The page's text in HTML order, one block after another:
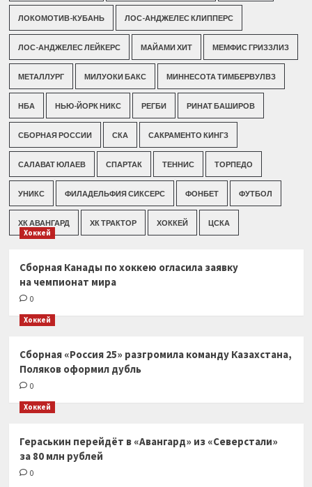
ЛОКОМОТИВ-КУБАНЬ ЛОС-АНДЖЕЛЕС КЛИППЕРС
ЛОС-АНДЖЕЛЕС ЛЕЙКЕРС МАЙАМИ ХИТ МЕМФИС ГРИЗЗЛИЗ
МЕТАЛЛУРГ МИЛУОКИ БАКС МИННЕСОТА ТИМБЕРВУЛВЗ
НБА НЬЮ-ЙОРК НИКС РЕГБИ РИНАТ БАШИРОВ
СБОРНАЯ РОССИИ СКА САКРАМЕНТО КИНГЗ
САЛАВАТ ЮЛАЕВ СПАРТАК ТЕННИС ТОРПЕДО
УНИКС ФИЛАДЕЛЬФИЯ СИКСЕРС ФОНБЕТ ФУТБОЛ
ХК АВАНГАРД ХК ТРАКТОР ХОККЕЙ ЦСКА
Хоккей
Сборная Канады по хоккею огласила заявку
на чемпионат мира
0
Хоккей
Сборная «Россия 25» разгромила команду Казахстана,
Поляков оформил дубль
0
Хоккей
Гераськин перейдёт в «Авангард» из «Северстали»
за 80 млн рублей
0